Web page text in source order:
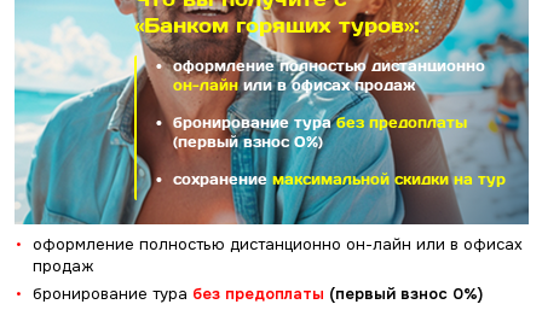
«Банком горящих туров»:
оформление полностью дистанционно
он-лайнили в офисах продаж
бронирование турабез предоплаты
(первый взнос 0%)
сохранение максимальной скидки на тур
оформление полностью дистанционно он-лайн или в офисах
продаж
бронирование тура без предоплаты (первый взнос 0%)